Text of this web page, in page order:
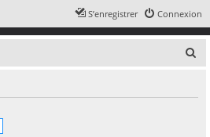
Connexion
S’enregistrer